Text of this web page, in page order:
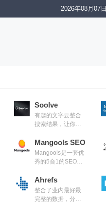
2026年08月07日
Soolve
有趣的文字云整合
搜索结果，让你一
索引擎的结果
Mangools SEO
Mangools是一套优
秀的5合1的SEO优
能强大且用户友好
的SEO工具捆绑在
一起
Ahrefs
整合了业内最好最
完整的数据，分析